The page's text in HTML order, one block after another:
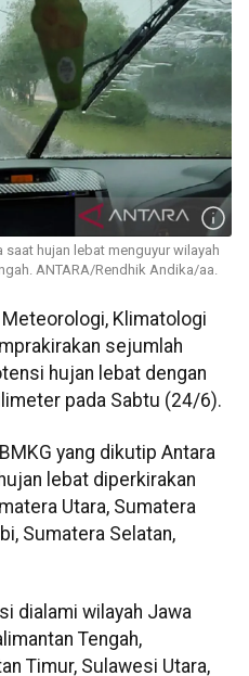
hujan lebat menguyur wilayah
ANTARA/Rendhik Andika/aa.
Meteorologi, Klimatologi
sejumlah
hujan lebat dengan
pada Sabtu (24/6).
yang dikutip Antara
lebat diperkirakan
Utara, Sumatera
Sumatera Selatan,
dialami wilayah Jawa
Tengah,
Timur, Sulawesi Utara,